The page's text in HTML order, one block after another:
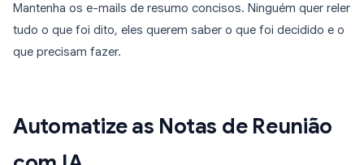
Mantenha os e-mails de resumo concisos. Ninguém quer reler
tudo o que foi dito, eles querem saber o que foi decidido e o
que precisam fazer.
Automatize as Notas de Reunião